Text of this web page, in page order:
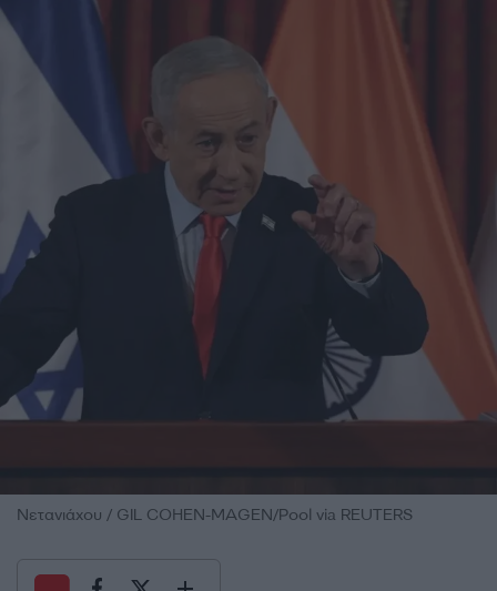
Νετανιάχου / GIL COHEN-MAGEN/Pool via REUTERS